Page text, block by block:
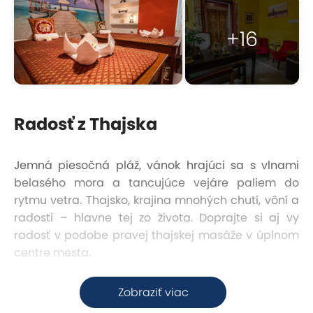
+16
Zobraziť viac
Radosť z Thajska
Jemná piesočná pláž, vánok hrajúci sa s vlnami
belasého mora a tancujúce vejáre paliem do
rytmu vetra. Thajsko, krajina mnohých chutí, vôní a
radosti – hlavne tej zo života. Doprajte si aj vy
radosť v podobe pravej thajskej masáže v úplnom
centre mesta.
Skvelá dostupnosť